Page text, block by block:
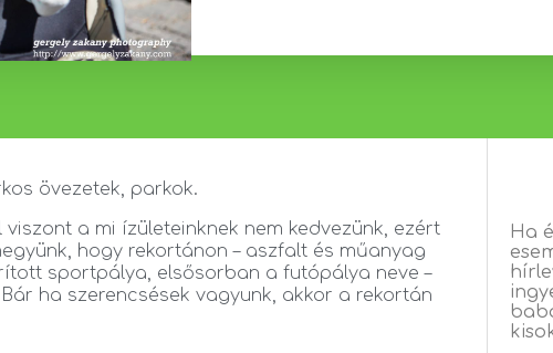
övezetek, parkok.
a mi ízületeinknek nem kedvezünk, ezért
hogy rekortánon – aszfalt és műanyag
sportpálya, elsősorban a futópálya neve –
ha szerencsések vagyunk, akkor a rekortán
Ha